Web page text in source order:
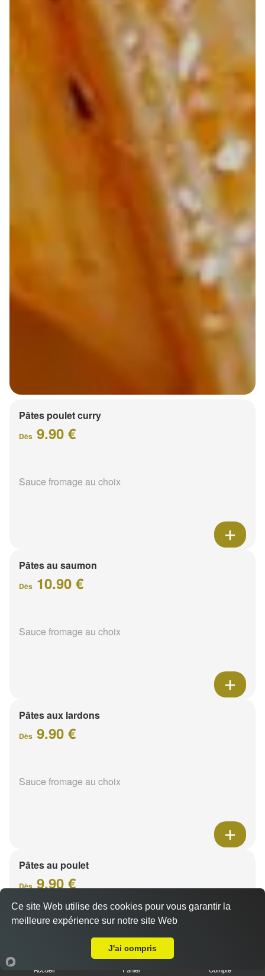
Pâtes poulet curry
Dès 9.90 €
Sauce fromage au choix
Pâtes au saumon
Dès 10.90 €
Sauce fromage au choix
Pâtes aux lardons
Dès 9.90 €
Sauce fromage au choix
Pâtes au poulet
Dès 9.90 €
Accueil Panier Compte
Ce site Web utilise des cookies pour vous garantir la
meilleure expérience sur notre site Web
J'ai compris